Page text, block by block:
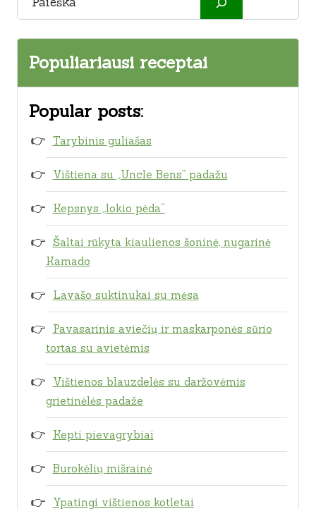
Populiariausi receptai
Popular posts:
Tarybinis guliašas
Vištiena su „Uncle Bens” padažu
Kepsnys „lokio pėda“
Šaltai rūkyta kiaulienos šoninė, nugarinė
Kamado
Lavašo suktinukai su mėsa
Pavasarinis aviečių ir maskarponės sūrio
tortas su avietėmis
Vištienos blauzdelės su daržovėmis
grietinėlės padaže
Kepti pievagrybiai
Burokėlių mišrainė
Ypatingi vištienos kotletai